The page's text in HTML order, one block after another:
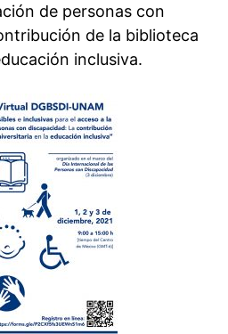
de personas con
de la biblioteca
inclusiva.